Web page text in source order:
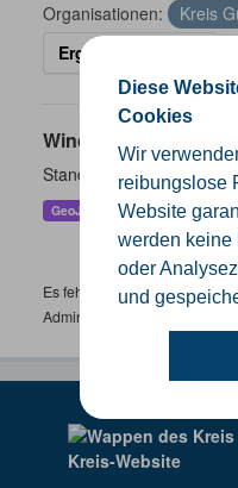
Diese
Cookies
Wir
reibungslose
Website
werden keine
oder
und
Organisationen:
Kreis
Ergebnisse filtern
Windenergieanlagen
Standorte der
GeoJSON KML SHP
Es fehlen spezifische
Administrator unter: